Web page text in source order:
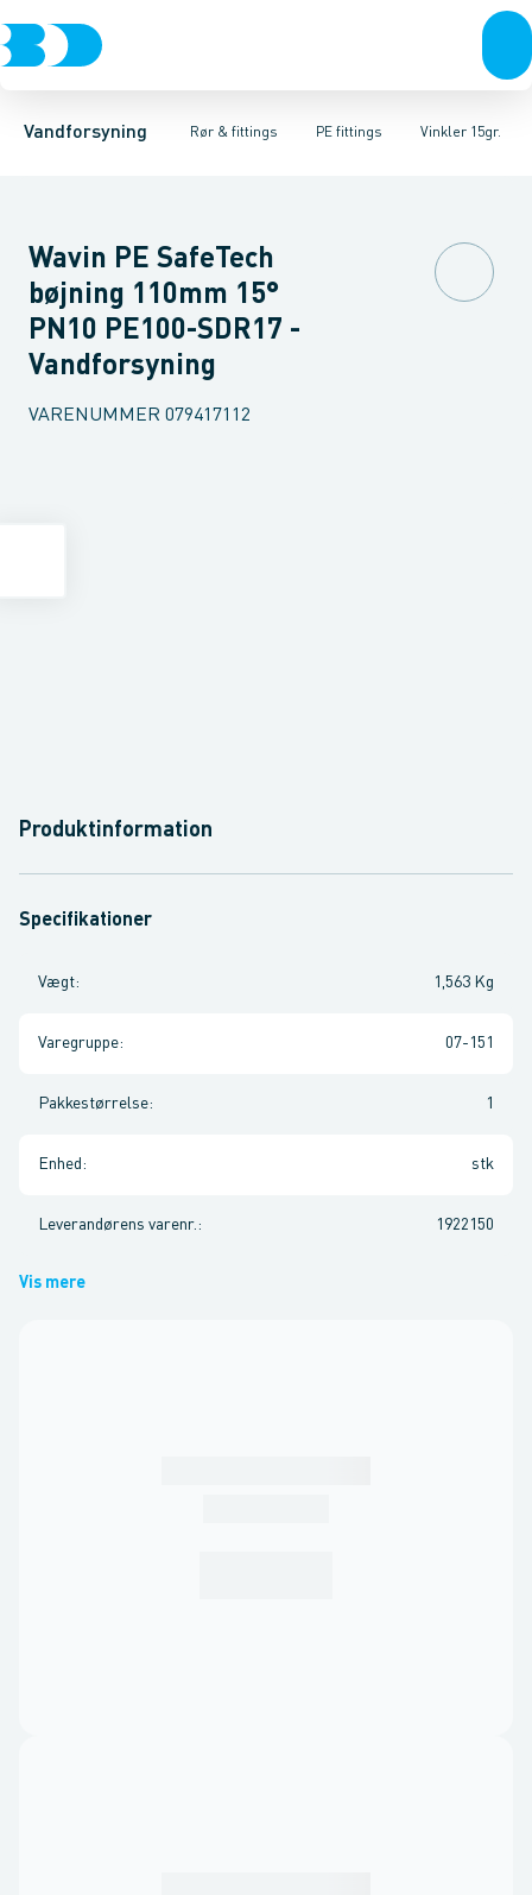
Vandforsyning Rør & fittings
Rør & fittingsKoblinger & anboringerMuffer, klemmer &
PE fittings
PE rørPE EL fittingsPE fittings Duktiljern fittingsVinkler 15gr.
Vinkler 90gr.Vinkler 60gr.Vinkler 45gr.Vinkler 30gr.Vinkler
Wavin PE SafeTech
bøjning 110mm 15°
PN10 PE100-SDR17 -
Vandforsyning
VARENUMMER 079417112
Produktinformation
Specifikationer
Vægt: 1,563 Kg
Varegruppe: 07-151
Pakkestørrelse: 1
Enhed : stk
Leverandørens varenr. : 1922150
Vis mere